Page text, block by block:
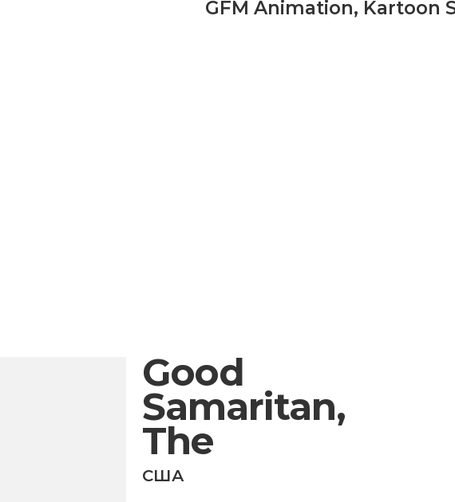
GFM Animation, Kartoon
Good
Samaritan,
The
США